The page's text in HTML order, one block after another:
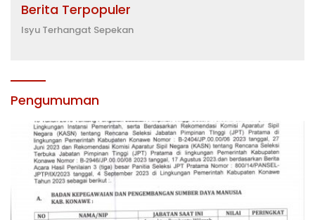
Berita Terpopuler
Isyu Terhangat Sepekan
Pengumuman